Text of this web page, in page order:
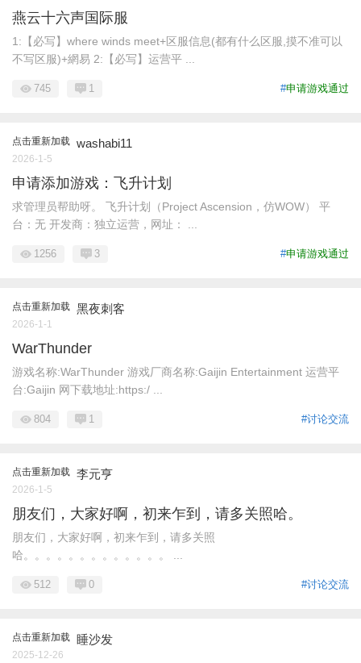
燕云十六声国际服
1:【必写】where winds meet+区服信息(都有什么区服,摸不准可以
不写区服)+網易 2:【必写】运营平 ...
#申请游戏通过
745 1
点击重新加载 washabi11
2026-1-5
申请添加游戏：飞升计划
求管理员帮助呀。 飞升计划（Project Ascension，仿WOW） 平
台：无 开发商：独立运营，网址： ...
#申请游戏通过
1256 3
点击重新加载 黑夜刺客
2026-1-1
WarThunder
游戏名称:WarThunder 游戏厂商名称:Gaijin Entertainment 运营平
台:Gaijin 网下载地址:https:/ ...
#讨论交流
804 1
点击重新加载 李元亨
2026-1-5
朋友们，大家好啊，初来乍到，请多关照哈。
朋友们，大家好啊，初来乍到，请多关照
哈。。。。。。。。。。。。。 ...
#讨论交流
512 0
点击重新加载 睡沙发
2025-12-26